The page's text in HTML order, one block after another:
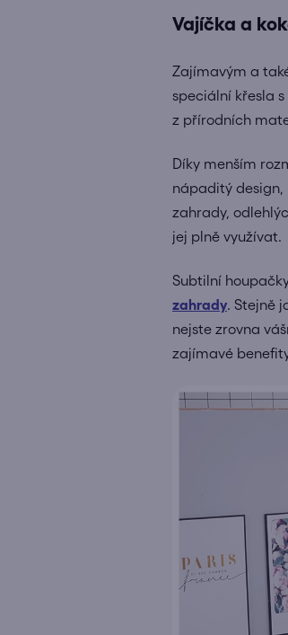
Vajíčka a
Zajímavým a
speciální křesla
z přírodních
Díky menším
nápaditý design,
zahrady,
jej plně využívat.
Subtilní
zahrady. Stejně
nejste zrovna
zajímavé